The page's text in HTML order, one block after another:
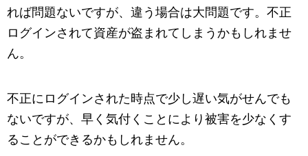
れば問題ないですが、違う場合は大問題です。不正
ログインされて資産が盗まれてしまうかもしれませ
ん。
不正にログインされた時点で少し遅い気がせんでも
ないですが、早く気付くことにより被害を少なくす
ることができるかもしれません。